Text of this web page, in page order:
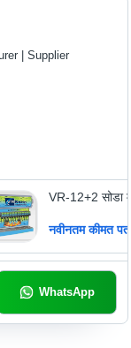
| Supplier
VR-12+2 सोडा
नवीनतम कीमत
WhatsApp